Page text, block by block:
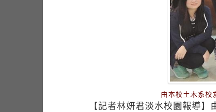
由本校土木系校
【記者林妍君淡水校園報導